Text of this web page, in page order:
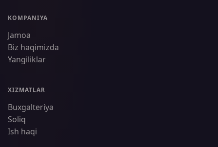
KOMPANIYA
Jamoa
Biz haqimizda
Yangiliklar
XIZMATLAR
Buxgalteriya
Soliq
Ish haqi